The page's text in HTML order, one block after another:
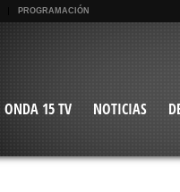
PROGRAMACIÓN
ONDA 15 TV NOTICIAS